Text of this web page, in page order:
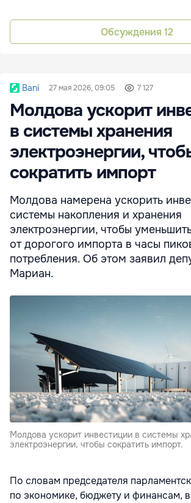
Обсуждения 12
Bani 27 мая 2026, 09:05 7 127
Молдова ускорит
в системы хранения
электроэнергии,
сократить импорт
Молдова намерена ускорить
системы накопления и хранения
электроэнергии, чтобы
от дорогого импорта в часы
потребления. Об этом заявил
Мариан.
Молдова ускорит инвестиции в системы
электроэнергии, чтобы сократить импорт.
По словам председателя
по экономике, бюджету и финансам,